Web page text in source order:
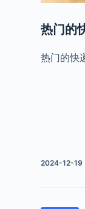
热门的
热门的快
2024-12-19